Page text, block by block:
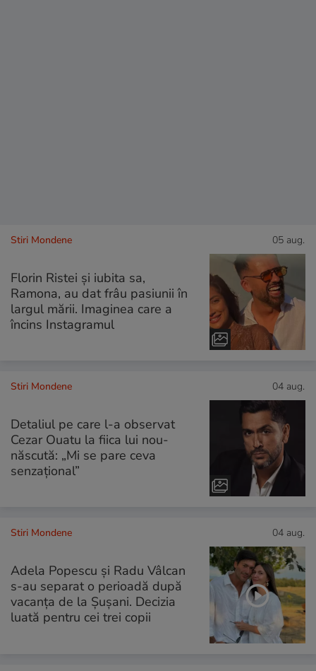
Stiri Mondene 05 aug.
Florin Ristei și iubita sa,
Ramona, au dat frâu pasiunii în
largul mării. Imaginea care a
încins Instagramul
Stiri Mondene 04 aug.
Detaliul pe care l-a observat
Cezar Ouatu la fiica lui nou-
născută: „Mi se pare ceva
senzațional”
Stiri Mondene 04 aug.
Adela Popescu și Radu Vâlcan
s-au separat o perioadă după
vacanța de la Șușani. Decizia
luată pentru cei trei copii